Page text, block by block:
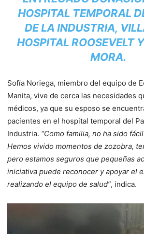
HOSPITAL TEMPORAL
DE LA INDUSTRIA,
HOSPITAL ROOSEVELT
MORA.
Sofía Noriega, miembro del equipo de
Manita, vive de cerca las necesidades
médicos, ya que su esposo se
pacientes en el hospital temporal del
Industria. “Como familia, no ha sido
Hemos vivido momentos de zozobra,
pero estamos seguros que pequeñas
iniciativa puede reconocer y apoyar el
realizando el equipo de salud”, indica.